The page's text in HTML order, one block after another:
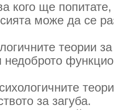
кого ще
може да се
теории
за загуба.